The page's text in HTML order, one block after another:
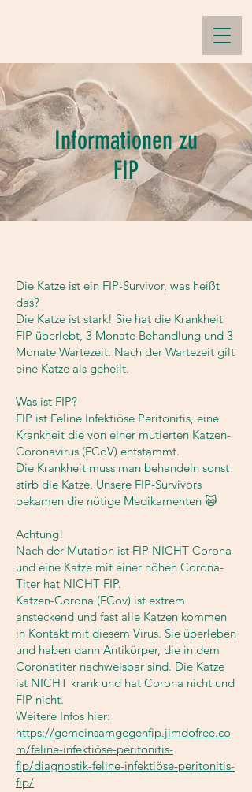
Informationen zu
FIP
Die Katze ist ein FIP-Survivor, was heißt
das?
Die Katze ist stark! Sie hat die Krankheit
FIP überlebt, 3 Monate Behandlung und 3
Monate Wartezeit. Nach der Wartezeit gilt
eine Katze als geheilt.
Was ist FIP?
FIP ist Feline Infektiöse Peritonitis, eine
Krankheit die von einer mutierten Katzen-
Coronavirus (FCoV) entstammt.
Die Krankheit muss man behandeln sonst
stirb die Katze. Unsere FIP-Survivors
bekamen die nötige Medikamenten 😺
Achtung!
Nach der Mutation ist FIP NICHT Corona
und eine Katze mit einer höhen Corona-
Titer hat NICHT FIP.
Katzen-Corona (FCov) ist extrem
ansteckend und fast alle Katzen kommen
in Kontakt mit diesem Virus. Sie überleben
und haben dann Antikörper, die in dem
Coronatiter nachweisbar sind. Die Katze
ist NICHT krank und hat Corona nicht und
FIP nicht.
Weitere Infos hier:
https://gemeinsamgegenfip.jimdofree.co
m/feline-infektiöse-peritonitis-
fip/diagnostik-feline-infektiöse-peritonitis-
fip/